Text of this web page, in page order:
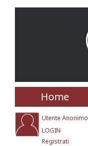
Home
Utente Anonimo
LOGIN
Registrati